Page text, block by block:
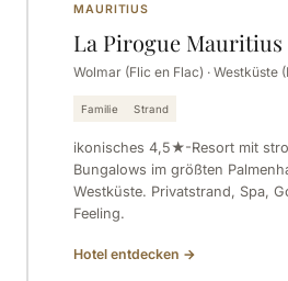
MAURITIUS
La Pirogue Mauritius
Wolmar (Flic en Flac) · Westküste
Familie Strand
ikonisches 4,5★-Resort mit
Bungalows im größten
Westküste. Privatstrand, Spa,
Feeling.
Hotel entdecken →